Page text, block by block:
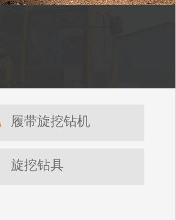
履带旋挖钻机
旋挖钻具